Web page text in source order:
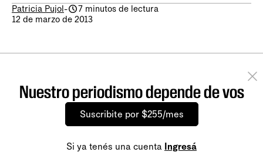
Patricia Pujol-
7 minutos de lectura
12 de marzo de 2013
Nuestro periodismo depende de vos
Suscribite por $255/mes
Si ya tenés una cuenta Ingresá